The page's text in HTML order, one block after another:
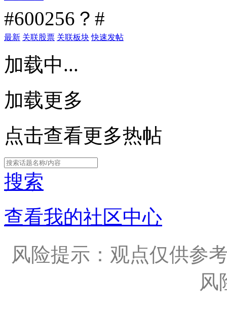
#600256？#
最新 关联股票 关联板块 快速发帖
加载中...
加载更多
点击查看更多热帖
搜索
查看我的社区中心
风险提示：观点仅供参
风